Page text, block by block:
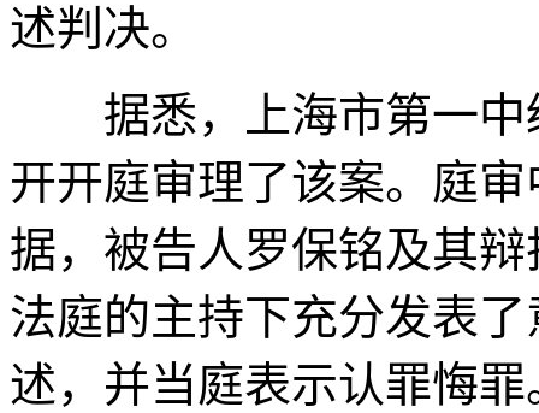
述判决。
据悉，上海市第一中
开开庭审理了该案。庭
据，被告人罗保铭及其
法庭的主持下充分发表
述，并当庭表示认罪悔